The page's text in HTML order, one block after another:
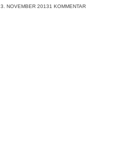
3. NOVEMBER 20131 KOMMENTAR